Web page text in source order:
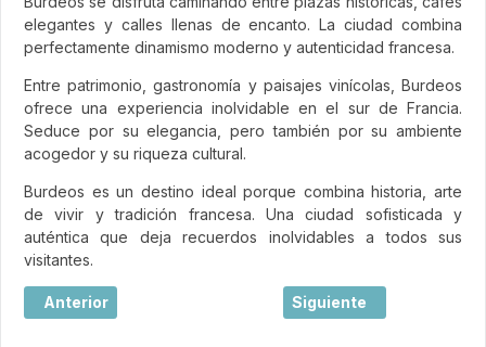
elegantes y calles llenas de encanto. La ciudad combina
perfectamente dinamismo moderno y autenticidad francesa.
Entre patrimonio, gastronomía y paisajes vinícolas, Burdeos
ofrece una experiencia inolvidable en el sur de Francia.
Seduce por su elegancia, pero también por su ambiente
acogedor y su riqueza cultural.
Burdeos es un destino ideal porque combina historia, arte
de vivir y tradición francesa. Una ciudad sofisticada y
auténtica que deja recuerdos inolvidables a todos sus
visitantes.
Artículo anterior: Collioure, el tesoro mediterráneo entre
Anterior Artículo siguiente: El
Siguiente